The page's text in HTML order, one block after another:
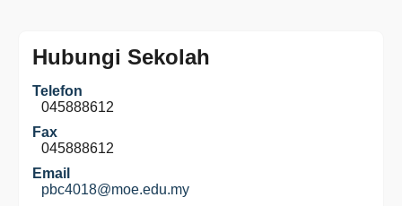
Hubungi Sekolah
Telefon
045888612
Fax
045888612
Email
pbc4018@moe.edu.my